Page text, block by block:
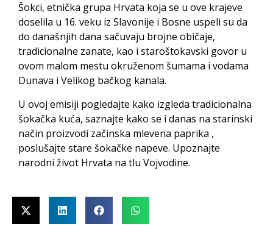
Šokci, etnička grupa Hrvata koja se u ove krajeve
doselila u 16. veku iz Slavonije i Bosne uspeli su da
do današnjih dana sačuvaju brojne običaje,
tradicionalne zanate, kao i staroštokavski govor u
ovom malom mestu okruženom šumama i vodama
Dunava i Velikog bačkog kanala.
U ovoj emisiji pogledajte kako izgleda tradicionalna
šokačka kuća, saznajte kako se i danas na starinski
način proizvodi začinska mlevena paprika ,
poslušajte stare šokačke napeve. Upoznajte
narodni život Hrvata na tlu Vojvodine.